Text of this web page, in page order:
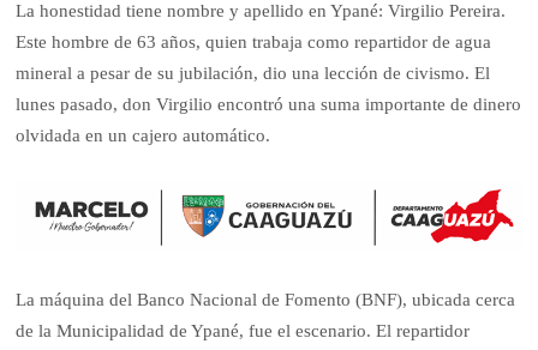
La honestidad tiene nombre y apellido en Ypané: Virgilio Pereira.
Este hombre de 63 años, quien trabaja como repartidor de agua
mineral a pesar de su jubilación, dio una lección de civismo. El
lunes pasado, don Virgilio encontró una suma importante de dinero
olvidada en un cajero automático.
La máquina del Banco Nacional de Fomento (BNF), ubicada cerca
de la Municipalidad de Ypané, fue el escenario. El repartidor